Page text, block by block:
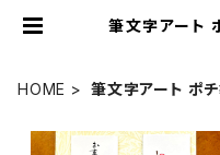
筆文字アート
HOME 筆文字アート ポチ